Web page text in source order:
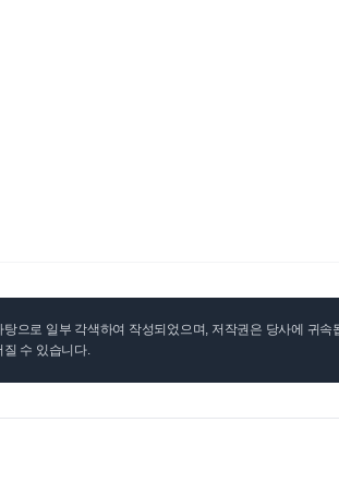
으로 일부 각색하여 작성되었으며, 저작권은 당사에 귀속
수 있습니다.